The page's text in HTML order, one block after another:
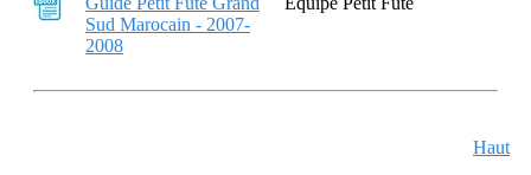
Sud Marocain - 2007-
2008
Haut